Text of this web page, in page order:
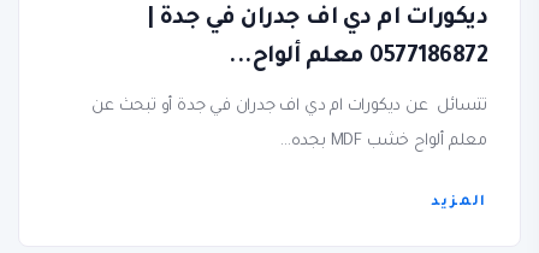
ديكورات ام دي اف جدران في جدة |
0577186872 معلم ألواح...
تتسائل عن ديكورات ام دي اف جدران في جدة أو تبحث عن
معلم ألواح خشب MDF بجده...
المزيد